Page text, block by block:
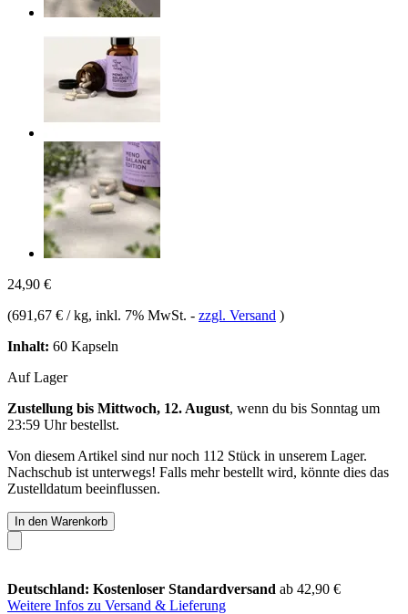
24,90 €
(691,67 € / kg, inkl. 7% MwSt. - zzgl. Versand )
Inhalt: 60 Kapseln
Auf Lager
Zustellung bis Mittwoch, 12. August, wenn du bis Sonntag um
23:59 Uhrbestellst.
Von diesem Artikel sind nur noch 112 Stück in unserem Lager.
Nachschub ist unterwegs! Falls mehr bestellt wird, könnte dies das
Zustelldatum beeinflussen.
In den Warenkorb
Deutschland: Kostenloser Standardversand ab 42,90 €
Weitere Infos zu Versand & Lieferung